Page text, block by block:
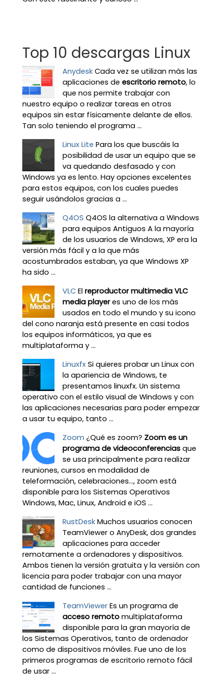
Top 10 descargas Linux
Anydesk Cada vez se utilizan más las
aplicaciones de escritorio remoto, lo
que nos permite trabajar con
nuestro equipo o realizar tareas en otros
equipos sin estar físicamente delante de ellos.
Tan solo teniendo el programa ...
Linux Lite Para los que buscáis la
posibilidad de usar un equipo que se
va quedando desfasado y con
Windows ya es lento. Hay opciones excelentes
para estos equipos, con los cuales puedes
seguir usándolos gracias a ...
Q4OS Q4OS la alternativa a Windows
para equipos Antiguos A la mayoría
de los usuarios de Windows, XP era la
versión más fácil y a la que más
acostumbrados estaban, ya que Windows XP
ha sido ...
VLC El reproductor multimedia VLC
media playeres uno de los más
usados en todo el mundo y su icono
del cono naranja está presente en casi todos
los equipos informáticos, ya que es
multiplataforma y ...
Linuxfx Si quieres probar un Linux con
la apariencia de Windows, te
presentamos linuxfx. Un sistema
operativo con el estilo visual de Windows y con
las aplicaciones necesarias para poder empezar
a usar tu equipo, tanto ...
Zoom ¿Qué es zoom? Zoom es un
programa de videoconferenciasque
se usa principalmente para realizar
reuniones, cursos en modalidad de
teleformación, celebraciones…, zoom está
disponible para los Sistemas Operativos
Windows, Mac, Linux, Android e iOS ...
RustDesk Muchos usuarios conocen
TeamViewer o AnyDesk, dos grandes
aplicaciones para acceder
remotamente a ordenadores y dispositivos.
Ambos tienen la versión gratuita y la versión con
licencia para poder trabajar con una mayor
cantidad de funciones ...
TeamViewer Es un programa de
acceso remotomultiplataforma
disponible para la gran mayoría de
los Sistemas Operativos, tanto de ordenador
como de dispositivos móviles. Fue uno de los
primeros programas de escritorio remoto fácil
de usar ...